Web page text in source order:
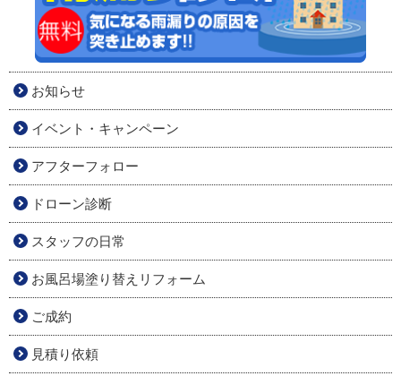
お知らせ
イベント・キャンペーン
アフターフォロー
ドローン診断
スタッフの日常
お風呂場塗り替えリフォーム
ご成約
見積り依頼